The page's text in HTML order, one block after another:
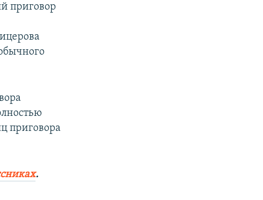
приговор
приговора
.